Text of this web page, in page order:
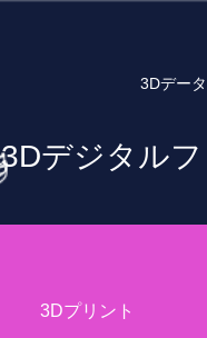
3Dデー
3Dデジタル
3Dプリント